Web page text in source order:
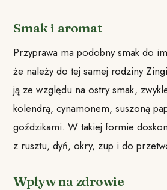
Smak i aromat
Przyprawa ma podobny smak do
że należy do tej samej rodziny
ją ze względu na ostry smak,
kolendrą, cynamonem, suszoną
goździkami. W takiej formie
z rusztu, dyń, okry, zup i do
Wpływ na zdrowie